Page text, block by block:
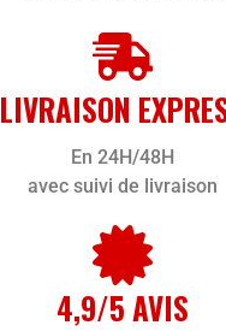
LIVRAISON
En 24H/48H
avec suivi de livraison
4,9/5 AVIS